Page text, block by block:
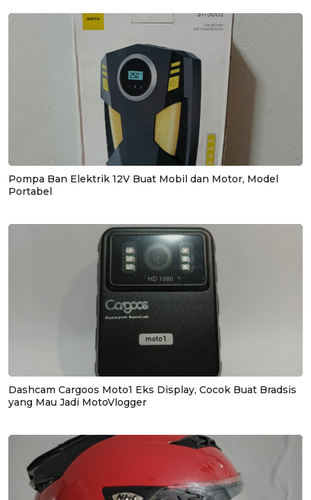
Pompa Ban Elektrik 12V Buat Mobil dan Motor, Model
Portabel
Dashcam Cargoos Moto1 Eks Display, Cocok Buat Bradsis
yang Mau Jadi MotoVlogger